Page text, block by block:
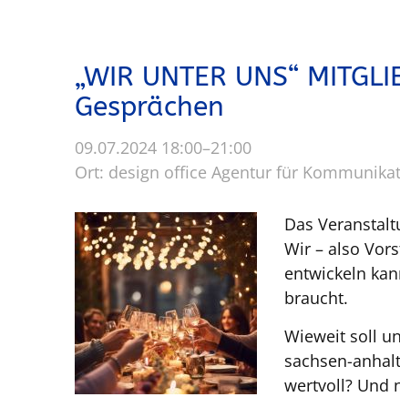
n
g
n
„WIR UNTER UNS“
Gesprächen
09.07.2024 18:00–21:00
Ort: design office Agentur für
Das
Wir – also
entwickeln
braucht.
Wieweit soll
sachsen-
wertvoll? Und